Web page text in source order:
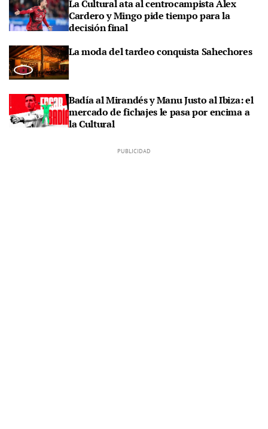
La Cultural ata al centrocampista Álex
Cardero y Mingo pide tiempo para la
decisión final
La moda del tardeo conquista Sahechores
Badía al Mirandés y Manu Justo al Ibiza: el
mercado de fichajes le pasa por encima a
la Cultural